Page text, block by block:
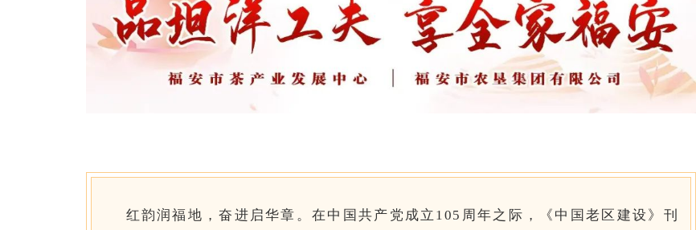
红韵润福地，奋进启华章。在中国共产党成立105周年之际，《中国老区建设》刊